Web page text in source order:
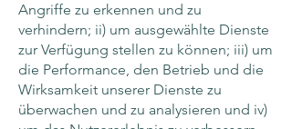
Angriffe zu erkennen und zu
verhindern; ii) um ausgewählte Dienste
zur Verfügung stellen zu können; iii) um
die Performance, den Betrieb und die
Wirksamkeit unserer Dienste zu
überwachen und zu analysieren und iv)